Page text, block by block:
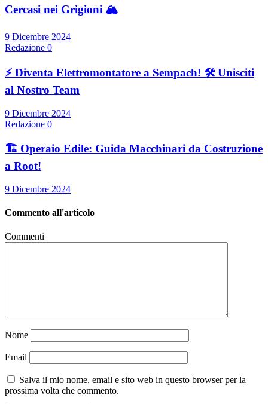
Cercasi nei Grigioni 🏔️
9 Dicembre 2024
Redazione 0
⚡ Diventa Elettromontatore a Sempach! 🛠️ Unisciti
al Nostro Team
9 Dicembre 2024
Redazione 0
🏗️ Operaio Edile: Guida Macchinari da Costruzione
a Root!
9 Dicembre 2024
Commento all'articolo
Commenti
Nome
Email
Salva il mio nome, email e sito web in questo browser per la
prossima volta che commento.